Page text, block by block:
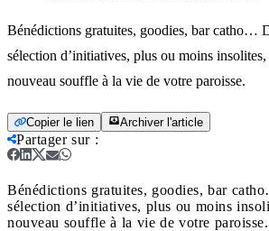
Bénédictions gratuites, goodies, bar catho…
sélection d’initiatives, plus ou moins
nouveau souffle à la vie de votre paroisse.
Copier le lien Archiver l'article
Partager sur:
Bénédictions gratuites, goodies, bar
sélection d’initiatives, plus ou moins
nouveau souffle à la vie de votre paroisse.